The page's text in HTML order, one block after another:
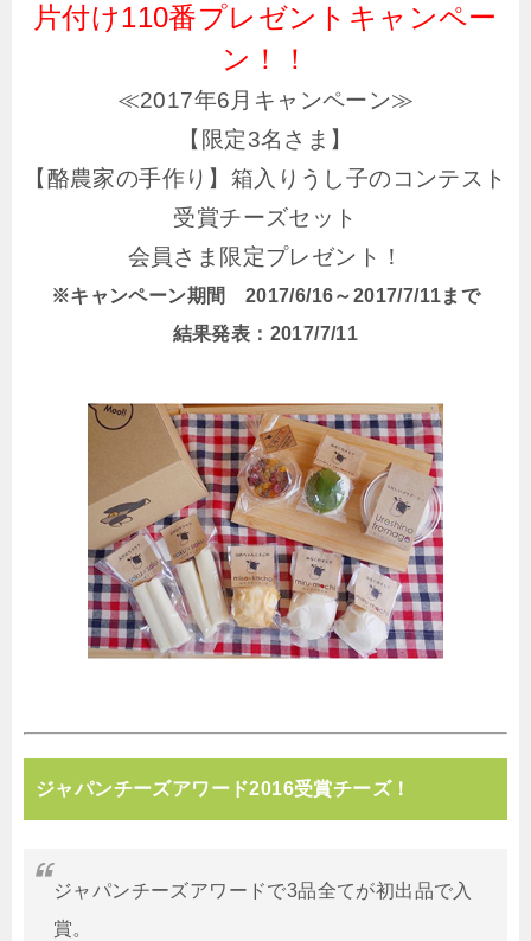
片付け110番プレゼントキャンペー
ン！！
≪2017年6月キャンペーン≫
【限定3名さま】
【酪農家の手作り】箱入りうし子のコンテスト
受賞チーズセット
会員さま限定プレゼント！
※キャンペーン期間 2017/6/16～2017/7/11まで
結果発表：2017/7/11
ジャパンチーズアワード2016受賞チーズ！
ジャパンチーズアワードで3品全てが初出品で入
賞。